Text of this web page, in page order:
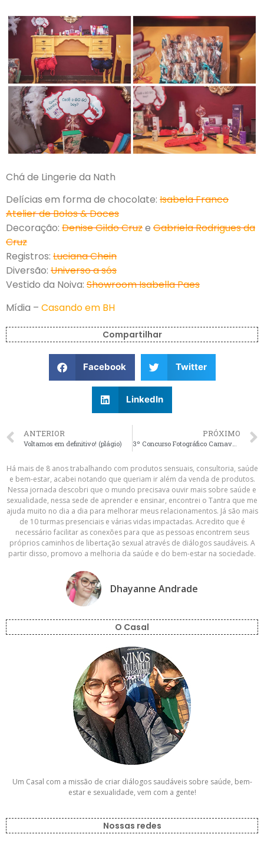
Chá de Lingerie da Nath
Delícias em forma de chocolate: Isabela Franco
Atelier de Bolos & Doces
Decoração: Denise Gildo Cruze Gabriela Rodrigues da
Cruz
Registros: Luciana Chein
Diversão: Universo a sós
Vestido da Noiva: Showroom Isabella Paes
Mídia – Casando em BH
Compartilhar
Facebook Twitter
LinkedIn
ANTERIOR
Voltamos em definitivo! (plágio)
PRÓXIMO
3º Concurso Fotográfico Carnaval a Cavalo – Cidade de Bomfim
Há mais de 8 anos trabalhando com produtos sensuais, consultoria, saúde
e bem-estar, acabei notando que queriam ir além da venda de produtos.
Nessa jornada descobri que o mundo precisava ouvir mais sobre saúde e
sexualidade, nessa sede de aprender e ensinar, encontrei o Tantra que me
ajuda muito no dia a dia para melhorar meus relacionamentos. Já são mais
de 10 turmas presenciais e várias vidas impactadas. Acredito que é
necessário facilitar as conexões para que as pessoas encontrem seus
próprios caminhos de libertação sexual através de diálogos saudáveis. A
partir disso, promovo a melhoria da saúde e do bem-estar na sociedade.
Dhayanne Andrade
O Casal
Um Casal com a missão de criar diálogos saudáveis sobre saúde, bem-
estar e sexualidade, vem com a gente!
Nossas redes